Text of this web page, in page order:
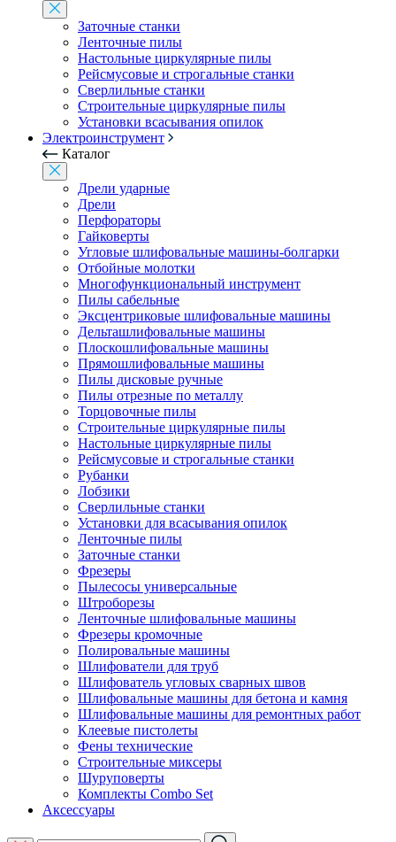
Заточные станки
Ленточные пилы
Настольные циркулярные пилы
Рейсмусовые и строгальные станки
Сверлильные станки
Строительные циркулярные пилы
Установки всасывания опилок
Электроинструмент
Каталог
Дрели ударные
Дрели
Перфораторы
Гайковерты
Угловые шлифовальные машины-болгарки
Отбойные молотки
Многофункциональный инструмент
Пилы сабельные
Эксцентриковые шлифовальные машины
Дельташлифовальные машины
Плоскошлифовальные машины
Прямошлифовальные машины
Пилы дисковые ручные
Пилы отрезные по металлу
Торцовочные пилы
Строительные циркулярные пилы
Настольные циркулярные пилы
Рейсмусовые и строгальные станки
Рубанки
Лобзики
Сверлильные станки
Установки для всасывания опилок
Ленточные пилы
Заточные станки
Фрезеры
Пылесосы универсальные
Штроборезы
Ленточные шлифовальные машины
Фрезеры кромочные
Полировальные машины
Шлифователи для труб
Шлифователь угловых сварных швов
Шлифовальные машины для бетона и камня
Шлифовальные машины для ремонтных работ
Клеевые пистолеты
Фены технические
Строительные миксеры
Шуруповерты
Комплекты Combo Set
Аксессуары